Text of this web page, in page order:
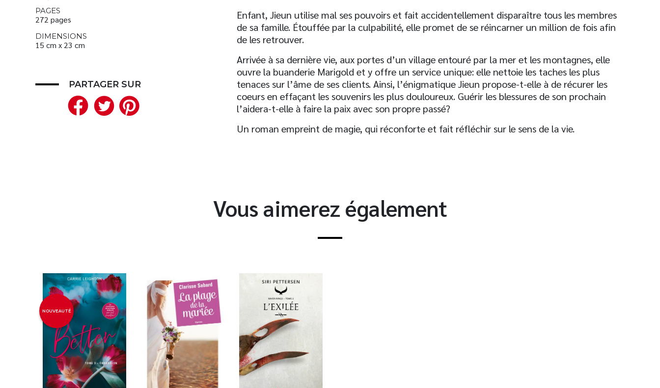
Enfant, Jieun utilise mal ses pouvoirs et fait accidentellement disparaître tous les membres
de sa famille. Étouffée par la culpabilité, elle promet de se réincarner un million de fois afin
de les retrouver.
Arrivée à sa dernière vie, aux portes d’un village entouré par la mer et les montagnes, elle
ouvre la buanderie Marigold et y offre un service unique: elle nettoie les taches les plus
tenaces sur l’âme de ses clients. Ainsi, l’énigmatique Jieun propose-t-elle à de récurer les
coeurs en effaçant les souvenirs les plus douloureux. Guérir les blessures de son prochain
l’aidera-t-elle à faire la paix avec son propre passé?
Un roman empreint de magie, qui réconforte et fait réfléchir sur le sens de la vie.
PAGES
272 pages
DIMENSIONS
15 cm x 23 cm
PARTAGER SUR
Facebook
Twitter
Vous aimerez également
NOUVEAUTÉ